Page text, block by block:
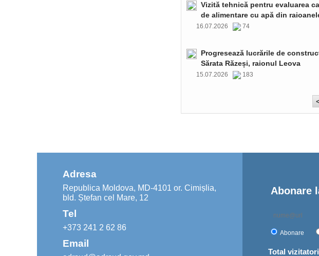
Vizită tehnică pentru evaluarea
de alimentare cu apă din
16.07.2026 74
Progresează lucrările de
Sărata Răzeși, raionul Leova
15.07.2026 183
Adresa
Republica Moldova, MD-4101 or. Cimișlia,
bld. Ștefan cel Mare, 12
Tel
+373 241 2 62 86
Email
Abonare
Abonare
Total